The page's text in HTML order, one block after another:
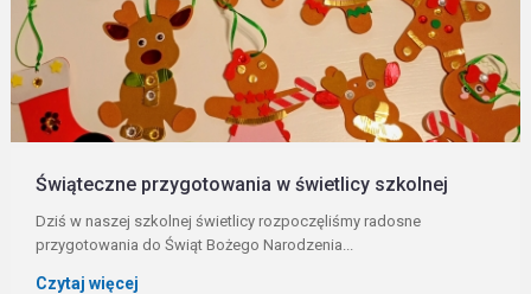
Świąteczne przygotowania w świetlicy szkolnej
Dziś w naszej szkolnej świetlicy rozpoczęliśmy radosne
przygotowania do Świąt Bożego Narodzenia...
Czytaj więcej